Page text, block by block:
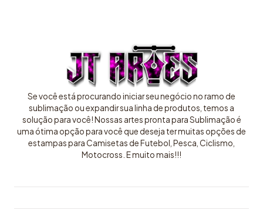
Se você está procurando iniciar seu negócio no ramo de
sublimação ou expandir sua linha de produtos, temos a
solução para você! Nossas artes pronta para Sublimação é
uma ótima opção para você que deseja ter muitas opções de
estampas para Camisetas de Futebol, Pesca, Ciclismo,
Motocross. E muito mais!!!